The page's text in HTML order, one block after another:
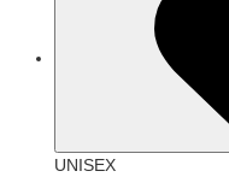
UNISEX